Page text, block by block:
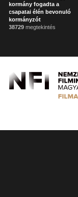
kormány fogadta a
csapatai élén bevonuló
kormányzót
38729 megtekintés